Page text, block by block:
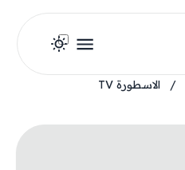
/ الاسطورة TV